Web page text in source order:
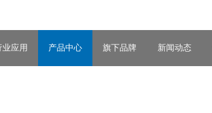
业应用 产品中心 旗下品牌 新闻动态